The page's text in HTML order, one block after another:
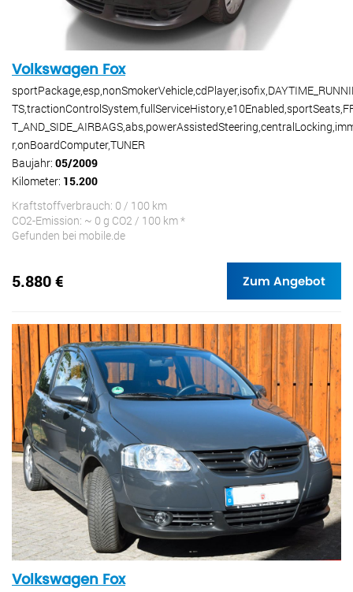
Volkswagen Fox
r,onBoardComputer,TUNER
Baujahr: 05/2009
Kilometer: 15.200
Kraftstoffverbrauch: 0 / 100 km
CO2-Emission: ~ 0 g CO2 / 100 km *
Gefunden bei mobile.de
5.880 € Zum Angebot
Volkswagen Fox